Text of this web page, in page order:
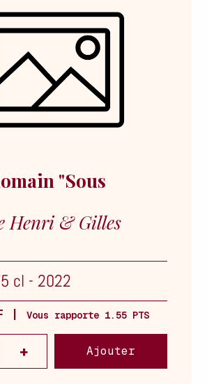
"Sous
Henri & Gilles
cl - 2022
| Vous rapporte 1.55 PTS
Ajouter